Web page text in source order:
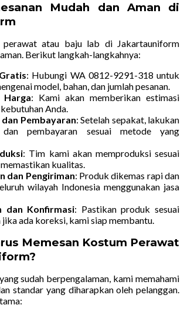
Mudah dan Aman di
atau baju lab di Jakartauniform
Berikut langkah-langkahnya:
: Hubungi WA 0812-9291-318 untuk
model, bahan, dan jumlah pesanan.
Harga: Kami akan memberikan estimasi
Anda.
dan Pembayaran: Setelah sepakat, lakukan
dan pembayaran sesuai metode yang
: Tim kami akan memproduksi sesuai
kualitas.
dan Pengiriman: Produk dikemas rapi dan
wilayah Indonesia menggunakan jasa
dan Konfirmasi: Pastikan produk sesuai
jika ada koreksi, kami siap membantu.
Memesan Kostum Perawat
sudah berpengalaman, kami memahami
standar yang diharapkan oleh pelanggan.